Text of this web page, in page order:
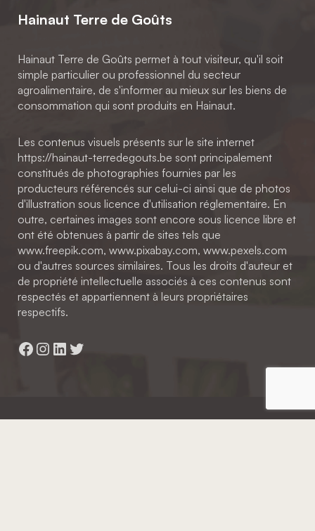
Hainaut Terre de Goûts
Hainaut Terre de Goûts permet à tout visiteur, qu'il soit
simple particulier ou professionnel du secteur
agroalimentaire, de s'informer au mieux sur les biens de
consommation qui sont produits en Hainaut.
Les contenus visuels présents sur le site internet
https://hainaut-terredegouts.be sont principalement
constitués de photographies fournies par les
producteurs référencés sur celui-ci ainsi que de photos
d'illustration sous licence d'utilisation réglementaire. En
outre, certaines images sont encore sous licence libre et
ont été obtenues à partir de sites tels que
www.freepik.com, www.pixabay.com, www.pexels.com
ou d'autres sources similaires. Tous les droits d'auteur et
de propriété intellectuelle associés à ces contenus sont
respectés et appartiennent à leurs propriétaires
respectifs.
Facebook
Instagram
LinkedIn
Twitter